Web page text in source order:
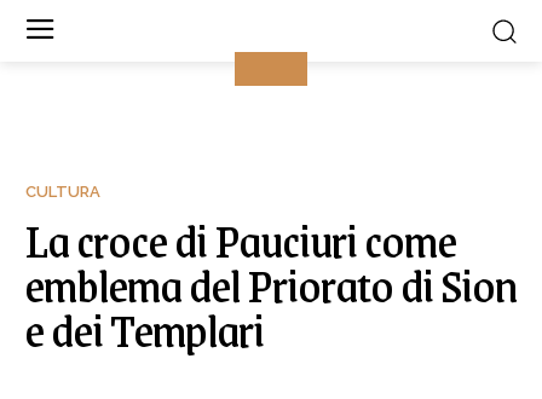
CULTURA
La croce di Pauciuri come
emblema del Priorato di Sion
e dei Templari